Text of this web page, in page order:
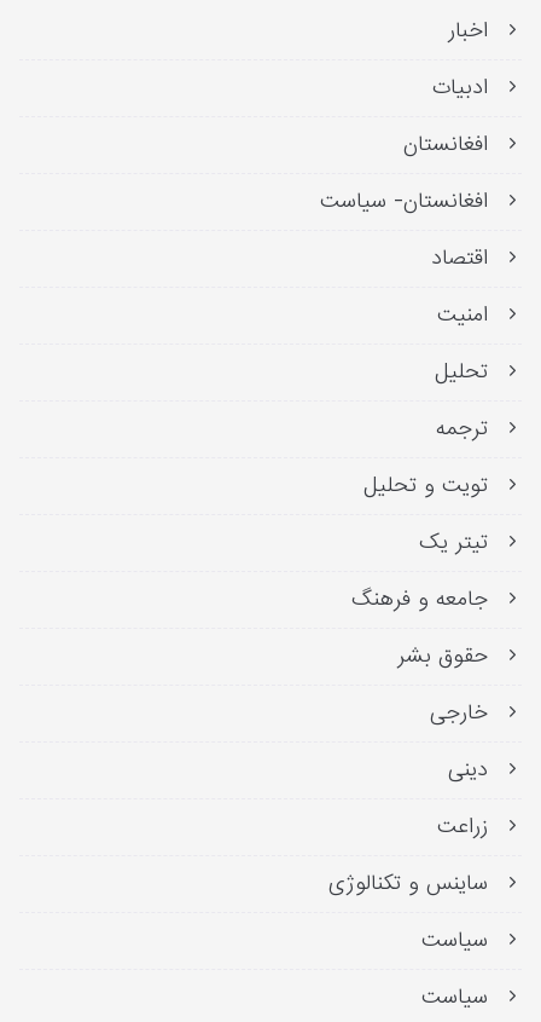
اخبار
ادبیات
افغانستان
افغانستان- سیاست
اقتصاد
امنیت
تحلیل
ترجمه
تویت و تحلیل
تیتر یک
جامعه و فرهنگ
حقوق بشر
خارجی
دینی
زراعت
ساینس و تکنالوژی
سیاست
سیاست